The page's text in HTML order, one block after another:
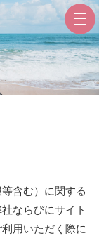
含む）に関する
ならびにサイト
用いただく際に